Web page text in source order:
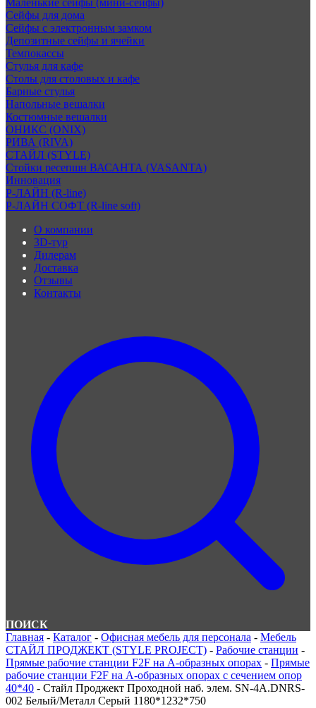
Маленькие сейфы (мини-сейфы)
Сейфы для дома
Сейфы с электронным замком
Депозитные сейфы и ячейки
Темпокассы
Стулья для кафе
Столы для столовых и кафе
Барные стулья
Напольные вешалки
Костюмные вешалки
ОНИКС (ONIX)
РИВА (RIVA)
СТАЙЛ (STYLE)
Стойки ресепшн ВАСАНТА (VASANTA)
Инновация
Р-ЛАЙН (R-line)
Р-ЛАЙН СОФТ (R-line soft)
О компании
3D-тур
Дилерам
Доставка
Отзывы
Контакты
ПОИСК
Главная - Каталог - Офисная мебель для персонала - Мебель
СТАЙЛ ПРОДЖЕКТ (STYLE PROJECT) - Рабочие станции -
Прямые рабочие станции F2F на А-образных опорах - Прямые
рабочие станции F2F на А-образных опорах с сечением опор
40*40 - Стайл Проджект Проходной наб. элем. SN-4A.DNRS-
002 Белый/Металл Серый 1180*1232*750